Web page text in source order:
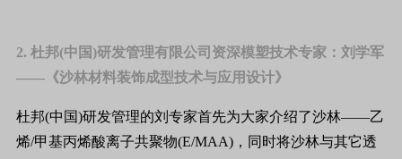
2. 杜邦(中国)研发管理有限公司资深模塑技术专家：刘学军
——《沙林材料装饰成型技术与应用设计》
杜邦(中国)研发管理的刘专家首先为大家介绍了沙林——乙
烯/甲基丙烯酸离子共聚物(E/MAA)，同时将沙林与其它透